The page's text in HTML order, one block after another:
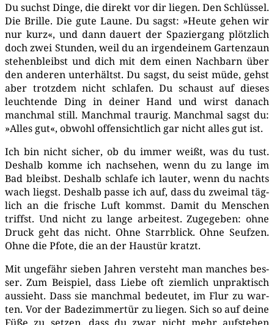
Du suchst Din­ge, die direkt vor dir lie­gen. Den Schlüs­sel.
Die Bril­le. Die gute Lau­ne. Du sagst: »Heu­te gehen wir
nur kurz«, und dann dau­ert der Spa­zier­gang plötz­lich
doch zwei Stun­den, weil du an irgend­ei­nem Gar­ten­zaun
ste­hen­bleibst und dich mit dem einen Nach­barn über
den ande­ren unter­hältst. Du sagst, du seist müde, gehst
aber trotz­dem nicht schla­fen. Du schaust auf die­ses
leuch­ten­de Ding in dei­ner Hand und wirst danach
manch­mal still. Manch­mal trau­rig. Manch­mal sagst du:
»Alles gut«, obwohl offen­sicht­lich gar nicht alles gut ist.
Ich bin nicht sicher, ob du immer weißt, was du tust.
Des­halb kom­me ich nach­se­hen, wenn du zu lan­ge im
Bad bleibst. Des­halb schla­fe ich lau­ter, wenn du nachts
wach liegst. Des­halb pas­se ich auf, dass du zwei­mal täg­
lich an die fri­sche Luft kommst. Damit du Men­schen
triffst. Und nicht zu lan­ge arbei­test. Zuge­ge­ben: ohne
Druck geht das nicht. Ohne Starr­blick. Ohne Seuf­zen.
Ohne die Pfo­te, die an der Haus­tür kratzt.
Mit unge­fähr sie­ben Jah­ren ver­steht man man­ches bes­
ser. Zum Bei­spiel, dass Lie­be oft ziem­lich unprak­tisch
aus­sieht. Dass sie manch­mal bedeu­tet, im Flur zu war­
ten. Vor der Bade­zim­mer­tür zu lie­gen. Sich so auf dei­ne